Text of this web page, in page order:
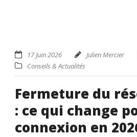
17 Juin 2026 Julien Mercier
Conseils & Actualités
Fermeture du
: ce qui change
connexion en